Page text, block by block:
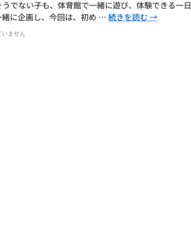
でない子も、体育館で一緒に遊び、体験できる一日
に企画し、今回は、初め … 続きを読む →
いません